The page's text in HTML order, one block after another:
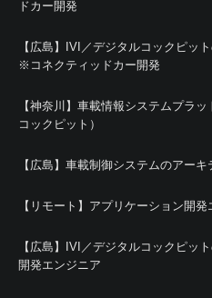
ドカー開発
【広島】IVI／デジタルコックピッ
※コネクティッドカー開発
【神奈川】車載情報システムプラ
コックピット）
【広島】車載制御システムのアー
【リモート】アプリケーション開発
【広島】IVI／デジタルコックピッ
開発エンジニア